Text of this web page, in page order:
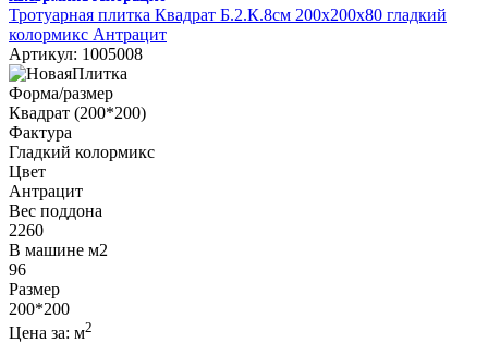
Тротуарная плитка Квадрат Б.2.К.8см 200х200х80 гладкий
колормикс Антрацит
Артикул: 1005008
Форма/размер
Квадрат (200*200)
Фактура
Гладкий колормикс
Цвет
Антрацит
Вес поддона
2260
В машине м2
96
Размер
200*200
Цена за: м2